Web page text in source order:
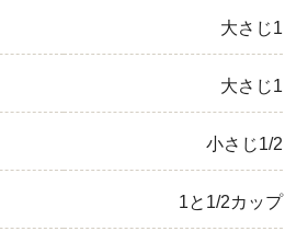
大さじ1
大さじ1
小さじ1/2
1と1/2カップ